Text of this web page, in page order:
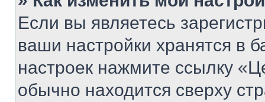
Если вы являетесь
ваши настройки хранятся в
настроек нажмите ссылку
обычно находится сверху